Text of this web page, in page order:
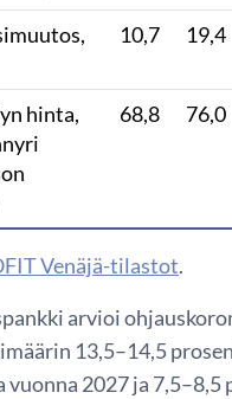
10,7 19,4
hinta,
68,8 76,0
Venäjä-tilastot.
arvioi
13,5–14,5
vuonna 2027 ja 7,5–8,5